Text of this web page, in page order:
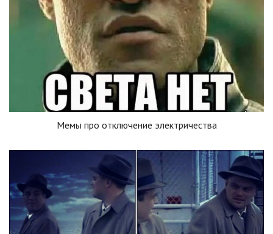
Мемы про отключение электричества